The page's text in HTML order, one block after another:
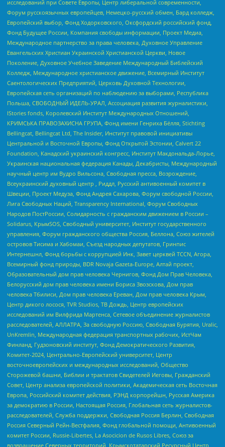
исследований при Совете Европы, Центр либеральной современности,
Форум русскоязычных европейцев, Немецко-русский обмен, Бард колледж,
Европейский выбор, Фонд Ходорковского, Оксфордский российский фонд,
Фонд Будущее России, Компания свободы информации, Проект Медиа,
Международное партнерство за права человека, Духовное Управление
Евангельских Христиан Украинской Христианской Церкви, Новое
Поколение, Духовное Учебное Заведение Международный Библейский
Колледж, Международное христианское движение, Всемирный Институт
Саентологических Предприятий, Церковь Духовной Технологии,
Европейская сеть организаций по наблюдению за выборами, Республика
Польша, СВОБОДНЫЙ ИДЕЛЬ-УРАЛ, Ассоциация развития журналистики,
IStories fonds, Королевский Институт Международных Отношений,
КРИМСЬКА ПРАВОЗАХИСНА ГРУПА, Фонд имени Генриха Бёлля, Stichting
Bellingcat, Bellingcat Ltd, The Insider, Институт правовой инициативы
Центральной и Восточной Европы, Фонд Открытой Эстонии, Calvert 22
Foundation, Канадский украинский конгресс, Институт Макдональда-Лорье,
Украинская национальная федерация Канады, Декабристы, Международный
научный центр им Вудро Вильсона, Свободная пресса, Возрождение,
Всеукраинский духовный центр , Риддл, Русский антивоенный комитет в
Швеции, Проект Медуза, Фонд Андрея Сахарова, Форум свободной России,
Лига Свободных Наций, Transparеncy International, Форум Свободных
Народов ПостРоссии, Солидарность с гражданским движением в России –
Solidarus, КрымSOS, Свободный университет, Институт государственного
управления, Форум гражданского общества Россия, Беллона, Союз жителей
островов Тисима и Хабомаи, Съезд народных депутатов, Гринпис
Интернешнл, Фонд борьбы с коррупцией Инк, Завет церквей TCCN, Агора,
Всемирный фонд природы, BDR Novaja Gazeta-Europe, Алтай проект,
Образовательный дом прав человека Чернигов, Фонд Дом Прав Человека,
Белорусский дом прав человека имени Бориса Звозскова, Дом прав
человека Тбилиси, Дом прав человека Ереван, Дом прав человека Крым,
Центр дикого лосося, TVR Studios, ТВ Дождь, Центр европейских
исследований им Вилфрида Мартенса, Сетевое объединение журналистов
расследователей, АЛЛАТРА, За свободную Россию, Свободная Бурятия, Uralic,
UnKremlin, Международная федерация транспортных рабочих, ИстЧам
Финланд, Гудзоновский институт, Фонд Демократического Развития,
Комитет-2024, Центрально-Европейский университет, Центр
восточноевропейских и международных исследований, Общество
Сторожевой башни, Библии и трактатов Свидетелей Иеговы, Гражданский
Совет, Центр анализа европейской политики, Академическая сеть Восточная
Европа, Российский комитет действия, РЭНД корпорейшн, Русская Америка
за демократию в России, Настоящая Россия, Глобальная сеть журналистов-
расследователей, Служба поддержки, Свободная Россия Берлин, Свободная
Россия Северный Рейн-Вестфалия, Фонд глобальной помощи, Антивоенный
комитет России, Russie-Libertes, La Asocicion de Rusos Libres, Союз за
возвращение Северных территорий, Крымскотатарский Ресурсный Центр,